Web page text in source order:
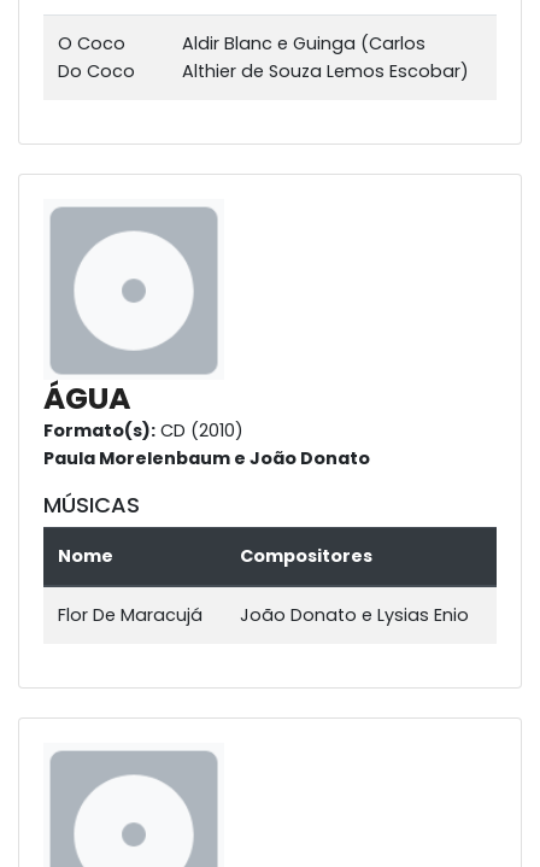
O Coco
Do Coco
Aldir Blanc e Guinga (Carlos
Althier de Souza Lemos Escobar)
ÁGUA
Formato(s): CD (2010)
Paula Morelenbaum e João Donato
MÚSICAS
Nome Compositores
Flor De Maracujá João Donato e Lysias Enio